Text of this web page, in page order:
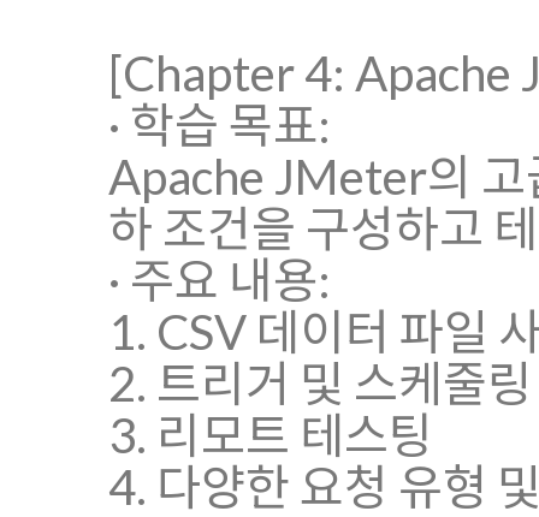
[Chapter 4: Apache
· 학습 목표:
Apache JMeter의 고
하 조건을 구성하고
· 주요 내용:
1. CSV 데이터 파일
2. 트리거 및 스케줄
3. 리모트 테스팅
4. 다양한 요청 유형